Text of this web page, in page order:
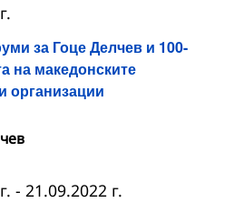
за Гоце Делчев и 100-
на македонските
организации
- 21.09.2022 г.